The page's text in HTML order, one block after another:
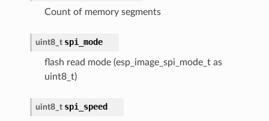
Count of memory segments
uint8_t spi_mode
flash read mode (esp_image_spi_mode_t as
uint8_t)
uint8_t spi_speed